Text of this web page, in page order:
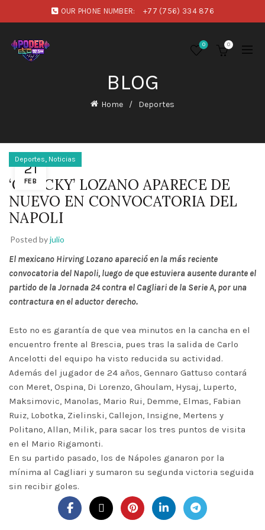
OUR PHONE NUMBER: +77 (756) 334 876
0 0
BLOG
Home Deportes
21
FEB
Deportes, Noticias
‘CHUCKY’ LOZANO APARECE DE
NUEVO EN CONVOCATORIA DEL
NAPOLI
Posted byjulio
El mexicano Hirving Lozano apareció en la más reciente
convocatoria del Napoli, luego de que estuviera ausente durante el
partido de la Jornada 24 contra el Cagliari de la Serie A, por una
contractura en el aductor derecho.
Esto no es garantía de que vea minutos en la cancha en el
encuentro frente al Brescia, pues tras la salida de Carlo
Ancelotti del equipo ha visto reducida su actividad.
Además del jugador de 24 años, Gennaro Gattuso contará
con Meret, Ospina, Di Lorenzo, Ghoulam, Hysaj, Luperto,
Maksimovic, Manolas, Mario Rui, Demme, Elmas, Fabian
Ruiz, Lobotka, Zielinski, Callejon, Insigne, Mertens y
Politano, Allan, Milik, para sacar los tres puntos de visita
en el Mario Rigamonti.
En su partido pasado, los de Nápoles ganaron por la
mínima al Cagliari y sumaron su segunda victoria seguida
sin recibir goles.